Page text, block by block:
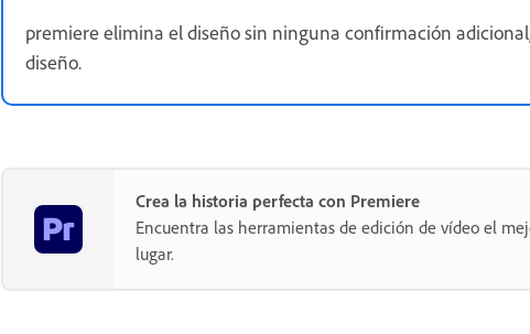
premiere elimina el diseño sin ninguna confirmación
diseño.
Crea la historia perfecta con Premiere
Encuentra las herramientas de edición de vídeo el
lugar.